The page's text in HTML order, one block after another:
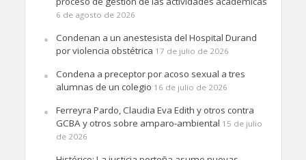
6 de agosto de 2026
Condenan a un anestesista del Hospital Durand
por violencia obstétrica 17 de julio de 2026
Condena a preceptor por acoso sexual a tres
alumnas de un colegio 16 de julio de 2026
Ferreyra Pardo, Claudia Eva Edith y otros contra
GCBA y otros sobre amparo-ambiental 15 de julio
de 2026